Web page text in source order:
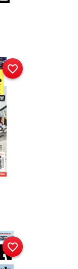
favorite_border
favorite_border